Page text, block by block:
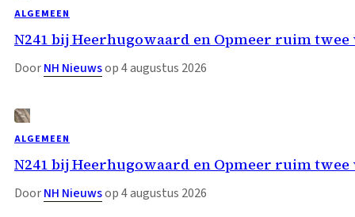
ALGEMEEN
N241 bij Heerhugowaard en Opmeer ruim twee
DoorNH Nieuwsop 4 augustus 2026
ALGEMEEN
N241 bij Heerhugowaard en Opmeer ruim twee
DoorNH Nieuwsop 4 augustus 2026